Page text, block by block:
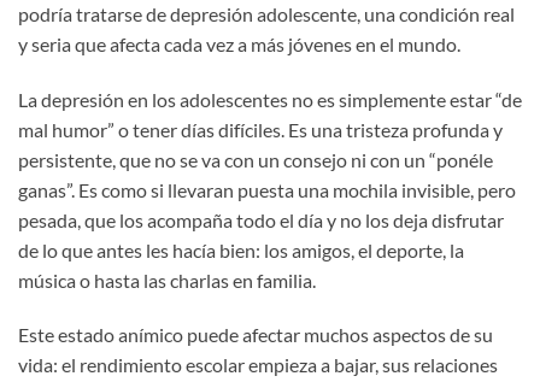
podría tratarse de depresión adolescente, una condición real
y seria que afecta cada vez a más jóvenes en el mundo.
La depresión en los adolescentes no es simplemente estar “de
mal humor” o tener días difíciles. Es una tristeza profunda y
persistente, que no se va con un consejo ni con un “ponéle
ganas”. Es como si llevaran puesta una mochila invisible, pero
pesada, que los acompaña todo el día y no los deja disfrutar
de lo que antes les hacía bien: los amigos, el deporte, la
música o hasta las charlas en familia.
Este estado anímico puede afectar muchos aspectos de su
vida: el rendimiento escolar empieza a bajar, sus relaciones